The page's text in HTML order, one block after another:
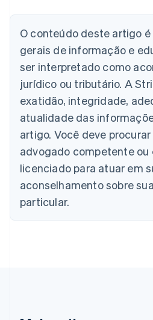
O conteúdo deste artigo
gerais de informação e
ser interpretado como
jurídico ou tributário. A
exatidão, integridade,
atualidade das
artigo. Você deve
advogado competente ou
licenciado para atuar em
aconselhamento sobre
particular.
Deutsch English
Austrália
Áustria
DeutschEnglish
Bélgica
Nederlands FrançaisDeutsch
Brasil
Português English
Bulgária
English
Canadá
China continental
简体中文English
Eslováquia